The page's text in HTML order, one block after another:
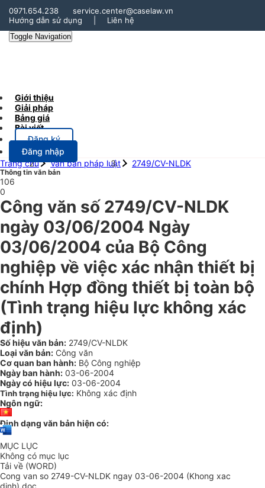
0971.654.238
service.center@caselaw.vn
Hướng dẫn sử dụng
Liên hệ
Toggle Navigation
Giới thiệu
Giải pháp
Bảng giá
Bài viết
Đăng ký
Đăng nhập
Trang chủ
Văn bản pháp luật 2749/CV-NLDK
Thông tin văn bản
106
0
Công văn số 2749/CV-NLDK
ngày 03/06/2004 Ngày
03/06/2004 của Bộ Công
nghiệp về việc xác nhận thiết bị
chính Hợp đồng thiết bị toàn bộ
(Tình trạng hiệu lực không xác
định)
Số hiệu văn bản: 2749/CV-NLDK
Loại văn bản: Công văn
Cơ quan ban hành: Bộ Công nghiệp
Ngày ban hành: 03-06-2004
Ngày có hiệu lực: 03-06-2004
Tình trạng hiệu lực: Không xác định
Ngôn ngữ:
Định dạng văn bản hiện có:
MỤC LỤC
Không có mục lục
Tải về (WORD)
Cong van so 2749-CV-NLDK ngay 03-06-2004 (Khong xac
dinh).doc